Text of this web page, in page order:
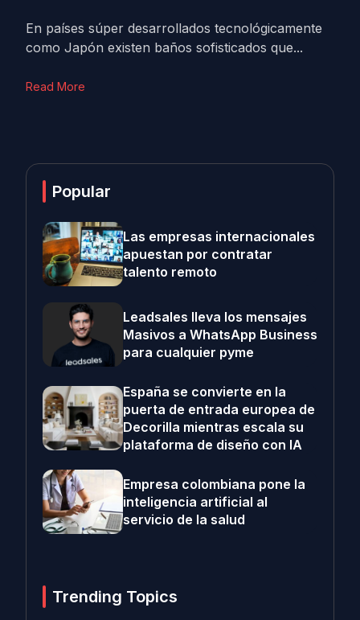
En países súper desarrollados tecnológicamente
como Japón existen baños sofisticados que...
Read More
Popular
Las empresas internacionales
apuestan por contratar
talento remoto
Leadsales lleva los mensajes
Masivos a WhatsApp Business
para cualquier pyme
España se convierte en la
puerta de entrada europea de
Decorilla mientras escala su
plataforma de diseño con IA
Empresa colombiana pone la
inteligencia artificial al
servicio de la salud
Trending Topics